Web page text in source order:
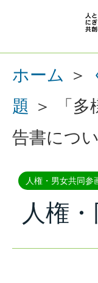
ホーム ＞
題 ＞ 「
告書につ
人権・男女共同参
人権